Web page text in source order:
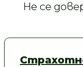
Не се